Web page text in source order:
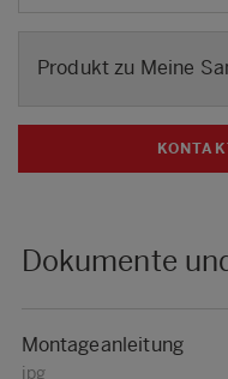
Produkt zu Meine
Dokumente
Montageanleitung
jpg